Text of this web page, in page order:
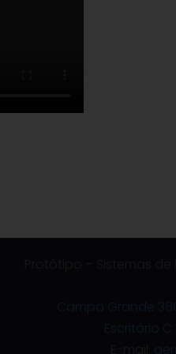
Campo Grande
Escritório